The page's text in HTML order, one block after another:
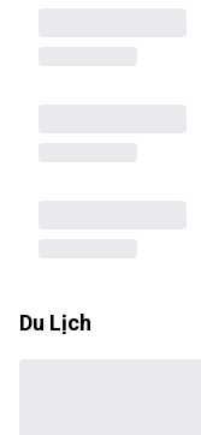
Du Lịch